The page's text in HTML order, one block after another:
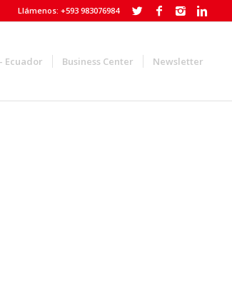
Llámenos: +593 983076984
Ecuador Business Center Newsletter